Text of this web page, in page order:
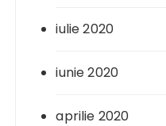
iulie 2020
iunie 2020
aprilie 2020